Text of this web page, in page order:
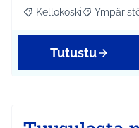
Rajaa tulokset aihepiirin
Kellokoski Rajaa
Tutustu